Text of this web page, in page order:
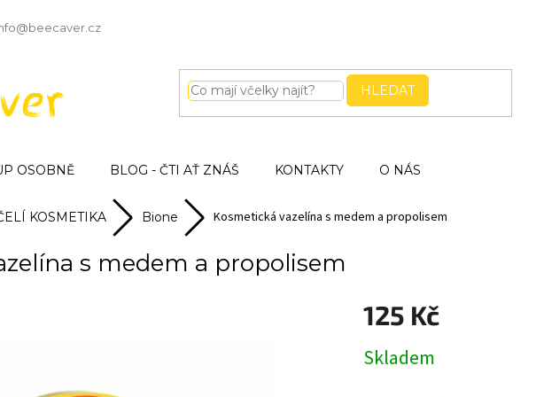
HLEDAT
OSOBNĚ BLOG - ČTI AŤ ZNÁŠ KONTAKTY O NÁS
KOSMETIKA Bione Kosmetická vazelína s medem a propolisem
s medem a propolisem
125 Kč
cena:
Skladem